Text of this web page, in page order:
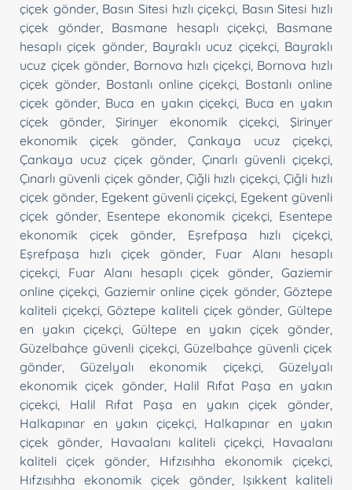
çiçek gönder, Basın Sitesi hızlı çiçekçi, Basın Sitesi hızlı
çiçek gönder, Basmane hesaplı çiçekçi, Basmane
hesaplı çiçek gönder, Bayraklı ucuz çiçekçi, Bayraklı
ucuz çiçek gönder, Bornova hızlı çiçekçi, Bornova hızlı
çiçek gönder, Bostanlı online çiçekçi, Bostanlı online
çiçek gönder, Buca en yakın çiçekçi, Buca en yakın
çiçek gönder,Şirinyer ekonomik çiçekçi,Şirinyer
ekonomik çiçek gönder,Çankaya ucuz çiçekçi,
Çankaya ucuz çiçek gönder, Çınarlı güvenli çiçekçi,
Çınarlı güvenli çiçek gönder, Çiğli hızlı çiçekçi, Çiğli hızlı
çiçek gönder, Egekent güvenli çiçekçi, Egekent güvenli
çiçek gönder, Esentepe ekonomik çiçekçi, Esentepe
ekonomik çiçek gönder, Eşrefpaşa hızlı çiçekçi,
Eşrefpaşa hızlı çiçek gönder, Fuar Alanı hesaplı
çiçekçi, Fuar Alanı hesaplı çiçek gönder,Gaziemir
online çiçekçi, Gaziemir online çiçek gönder,Göztepe
kaliteli çiçekçi,Göztepe kaliteli çiçek gönder,Gültepe
en yakın çiçekçi,Gültepe en yakın çiçek gönder,
Güzelbahçe güvenli çiçekçi,Güzelbahçe güvenli çiçek
gönder, Güzelyalı ekonomik çiçekçi, Güzelyalı
ekonomik çiçek gönder, Halil Rıfat Paşa en yakın
çiçekçi, Halil Rıfat Paşa en yakın çiçek gönder,
Halkapınar en yakın çiçekçi, Halkapınar en yakın
çiçek gönder, Havaalanı kaliteli çiçekçi, Havaalanı
kaliteli çiçek gönder, Hıfzısıhha ekonomik çiçekçi,
Hıfzısıhha ekonomik çiçek gönder, Işıkkent kaliteli